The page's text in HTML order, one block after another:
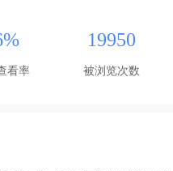
看率
19950
被浏览次数